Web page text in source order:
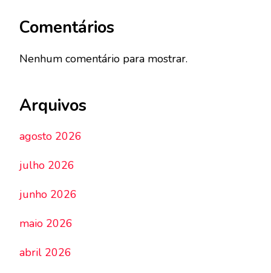
Comentários
Nenhum comentário para mostrar.
Arquivos
agosto 2026
julho 2026
junho 2026
maio 2026
abril 2026